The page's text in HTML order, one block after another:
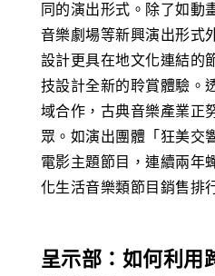
同的演出形式。除了如動
音樂劇場等新興演出形式
設計更具在地文化連結的
技設計全新的聆賞體驗。
域合作，古典音樂產業正
眾。如演出團體「狂美交
電影主題節目，連續兩年
化生活音樂類節目銷售排
呈示部：如何利用